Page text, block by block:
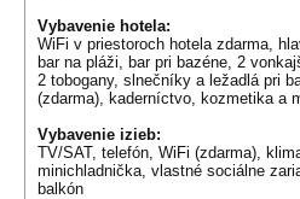
Vybavenie hotela:
WiFi v priestoroch hotela zdarma,
bar na pláži, bar pri bazéne, 2
2 tobogany, slnečníky a ležadlá pri
(zdarma), kaderníctvo, kozmetika a
Vybavenie izieb:
TV/SAT, telefón, WiFi (zdarma),
minichladnička, vlastné sociálne
balkón